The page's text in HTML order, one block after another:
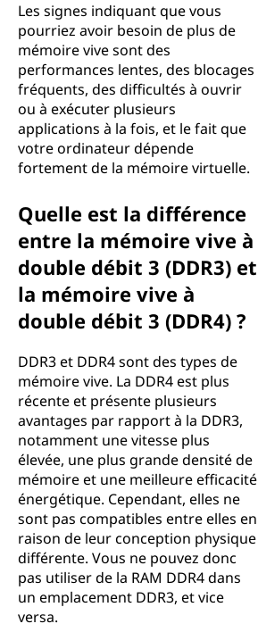
Les signes indiquant que vous
pourriez avoir besoin de plus de
mémoire vive sont des
performances lentes, des blocages
fréquents, des difficultés à ouvrir
ou à exécuter plusieurs
applications à la fois, et le fait que
votre ordinateur dépende
fortement de la mémoire virtuelle.
Quelle est la différence
entre la mémoire vive à
double débit 3 (DDR3) et
la mémoire vive à
double débit 3 (DDR4) ?
DDR3 et DDR4 sont des types de
mémoire vive. La DDR4 est plus
récente et présente plusieurs
avantages par rapport à la DDR3,
notamment une vitesse plus
élevée, une plus grande densité de
mémoire et une meilleure efficacité
énergétique. Cependant, elles ne
sont pas compatibles entre elles en
raison de leur conception physique
différente. Vous ne pouvez donc
pas utiliser de la RAM DDR4 dans
un emplacement DDR3, et vice
versa.